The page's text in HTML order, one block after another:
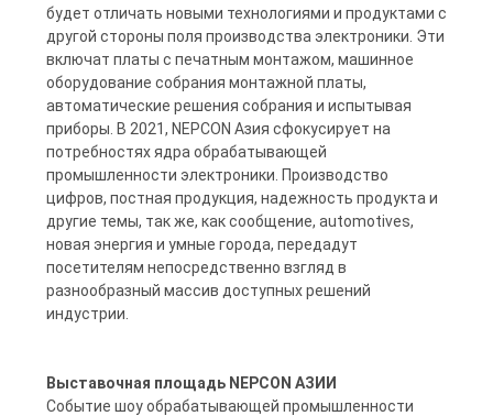
ПОЛИТИКА
КОНФИДЕНЦИАЛЬНОСТИ
будет отличать новыми технологиями и продуктами с
другой стороны поля производства электроники. Эти
включат платы с печатным монтажом, машинное
оборудование собрания монтажной платы,
автоматические решения собрания и испытывая
приборы. В 2021, NEPCON Азия сфокусирует на
потребностях ядра обрабатывающей
промышленности электроники. Производство
цифров, постная продукция, надежность продукта и
другие темы, так же, как сообщение, automotives,
новая энергия и умные города, передадут
посетителям непосредственно взгляд в
разнообразный массив доступных решений
индустрии.
Выставочная площадь NEPCON АЗИИ
Событие шоу обрабатывающей промышленности